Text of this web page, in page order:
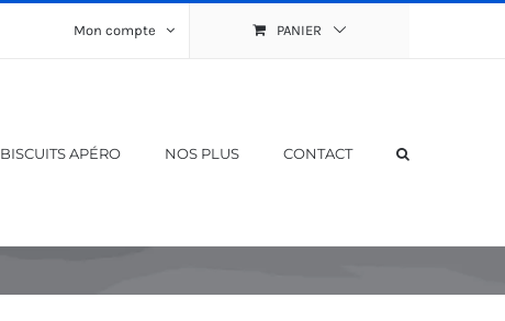
Mon compte PANIER
BISCUITS APÉRO NOS PLUS CONTACT